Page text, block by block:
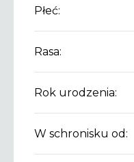
Płeć:
Rasa:
Rok urodzenia:
W schronisku od: